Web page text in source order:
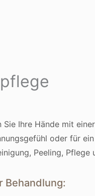
Sie Ihre Hände mit
oder für
Peeling, Pflege
Behandlung: